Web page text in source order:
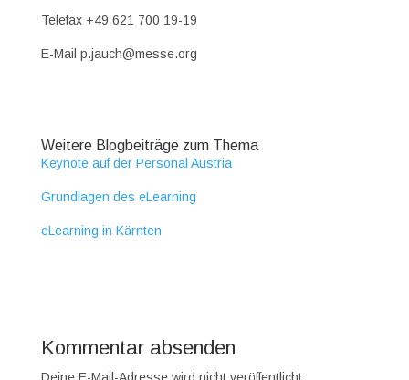
Telefax +49 621 700 19-19
E-Mail p.jauch@messe.org
Weitere Blogbeiträge zum Thema
Keynote auf der Personal Austria
Grundlagen des eLearning
eLearning in Kärnten
Kommentar absenden
Deine E-Mail-Adresse wird nicht veröffentlicht.